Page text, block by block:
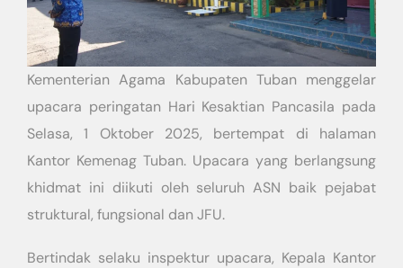
Kementerian Agama Kabupaten Tuban menggelar
upacara peringatan Hari Kesaktian Pancasila pada
Selasa, 1 Oktober 2025, bertempat di halaman
Kantor Kemenag Tuban. Upacara yang berlangsung
khidmat ini diikuti oleh seluruh ASN baik pejabat
struktural, fungsional dan JFU.
Bertindak selaku inspektur upacara, Kepala Kantor